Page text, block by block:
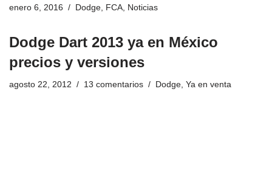
enero 6, 2016 Dodge, FCA, Noticias
Dodge Dart 2013 ya en México
precios y versiones
agosto 22, 2012 13 comentarios Dodge, Ya en venta